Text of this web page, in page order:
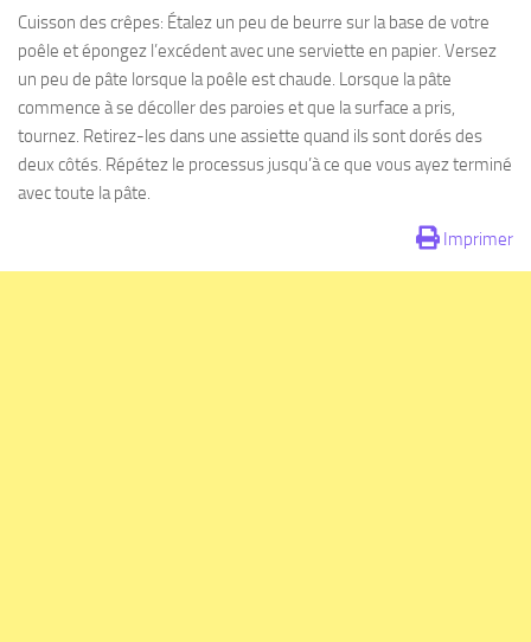
Cuisson des crêpes: Étalez un peu de beurre sur la base de votre
poêle et épongez l’excédent avec une serviette en papier. Versez
un peu de pâte lorsque la poêle est chaude. Lorsque la pâte
commence à se décoller des paroies et que la surface a pris,
tournez. Retirez-les dans une assiette quand ils sont dorés des
deux côtés. Répétez le processus jusqu’à ce que vous ayez terminé
avec toute la pâte.
Imprimer